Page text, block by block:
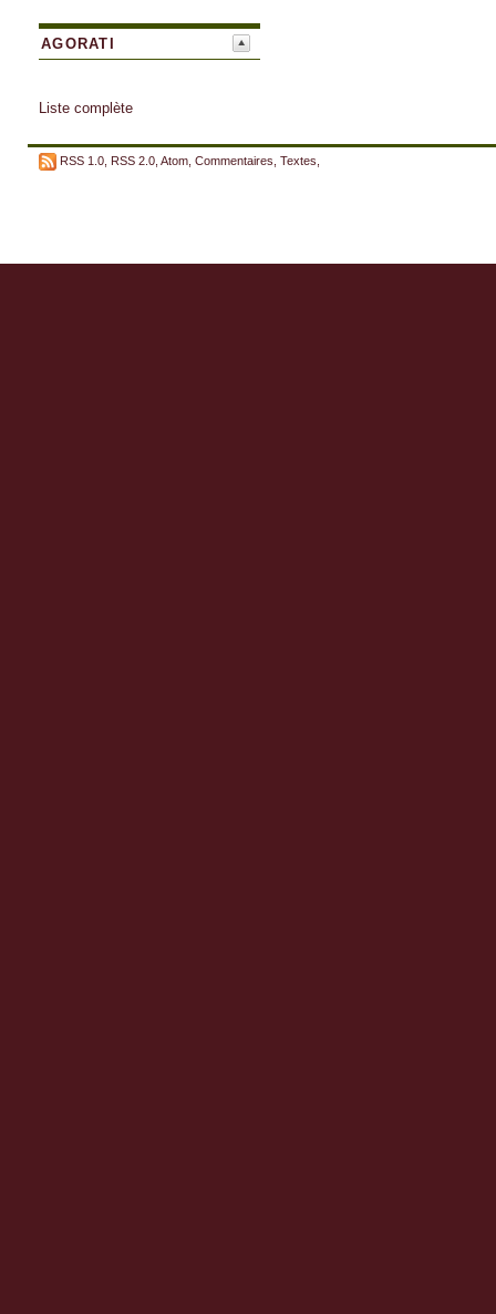
AGORATI
Liste complète
RSS 1.0 RSS 2.0 Atom Commentaires Textes